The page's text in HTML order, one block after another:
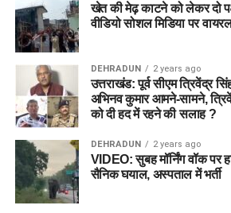
खेत की मेढ़ काटने को लेकर दो
वीडियो सोशल मिडिया पर
DEHRADUN 2 years ago
उत्तराखंड: पूर्व सीएम त्रिवेंद्र
अभिनव कुमार आमने-सामने,
को दी हद में रहने की सलाह ?
DEHRADUN 2 years ago
VIDEO: सुबह मॉर्निंग वॉक पर
सैनिक घयाल, अस्पताल में भर्ती